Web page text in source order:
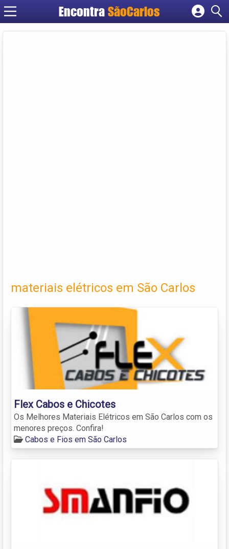
EncontraSãoCarlos
Cadastrar empresa
materiais elétricos em São Carlos
Flex Cabos e Chicotes
Os Melhores Materiais Elétricos em São Carlos com os
menores preços. Confira!
Cabos e Fios em São Carlos